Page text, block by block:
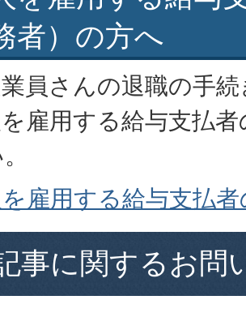
者）の方へ
員さんの退職の手
を雇用する給与支払
雇用する給与支払
事に関するお問